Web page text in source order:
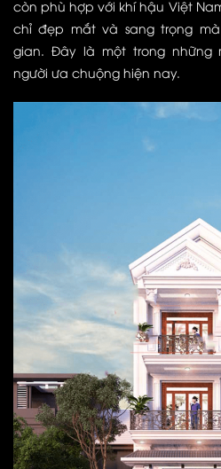
còn phù hợp với khí hậu Việt
chỉ đẹp mắt và sang trọng
gian. Đây là một trong những
người ưa chuộng hiện nay.